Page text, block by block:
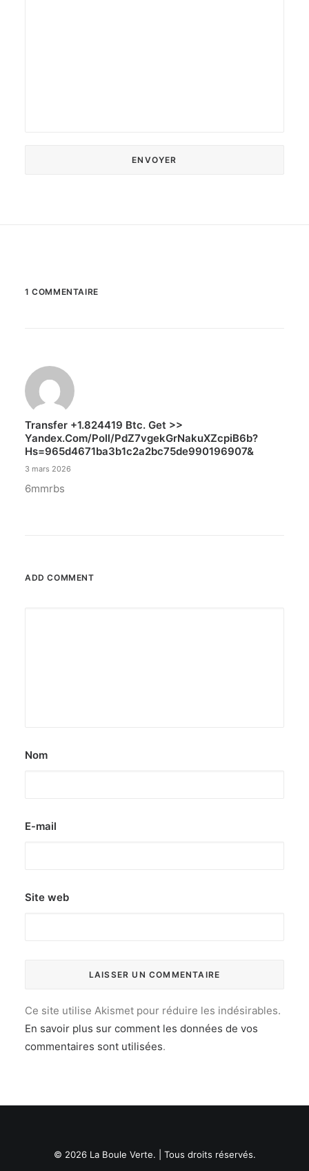
1 COMMENTAIRE
Transfer +1.824419 Btc. Get >>
Yandex.com/poll/PdZ7vgekGrNakuXZcpiB6b?
Hs=965d4671ba3b1c2a2bc75de990196907&
3 mars 2026
6mmrbs
ADD COMMENT
Nom
E-mail
Site web
Ce site utilise Akismet pour réduire les indésirables.
En savoir plus sur comment les données de vos
commentaires sont utilisées.
© 2026 La Boule Verte. | Tous droits réservés.